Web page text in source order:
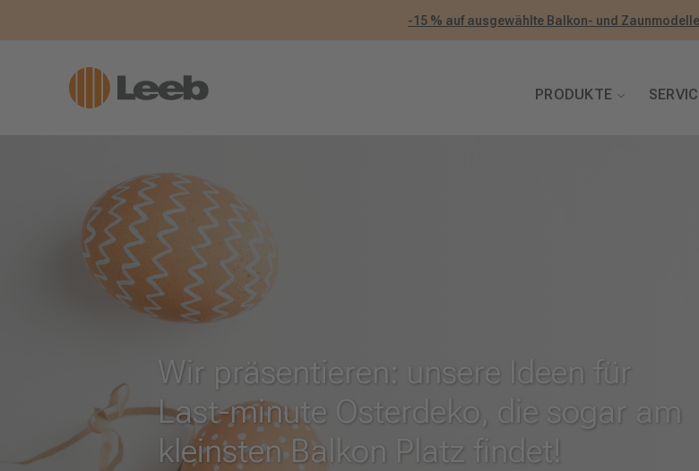
-15 % auf ausgewählte Balkon- und
PRODUKTE
Wir präsentieren: unsere Ideen für
Last-minute Osterdeko, die sogar am
kleinsten Balkon Platz findet!